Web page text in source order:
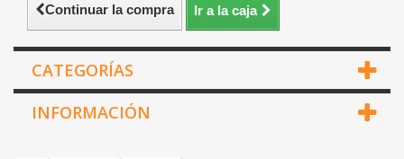
Continuar la compra Ir a la caja
CATEGORÍAS
INFORMACIÓN